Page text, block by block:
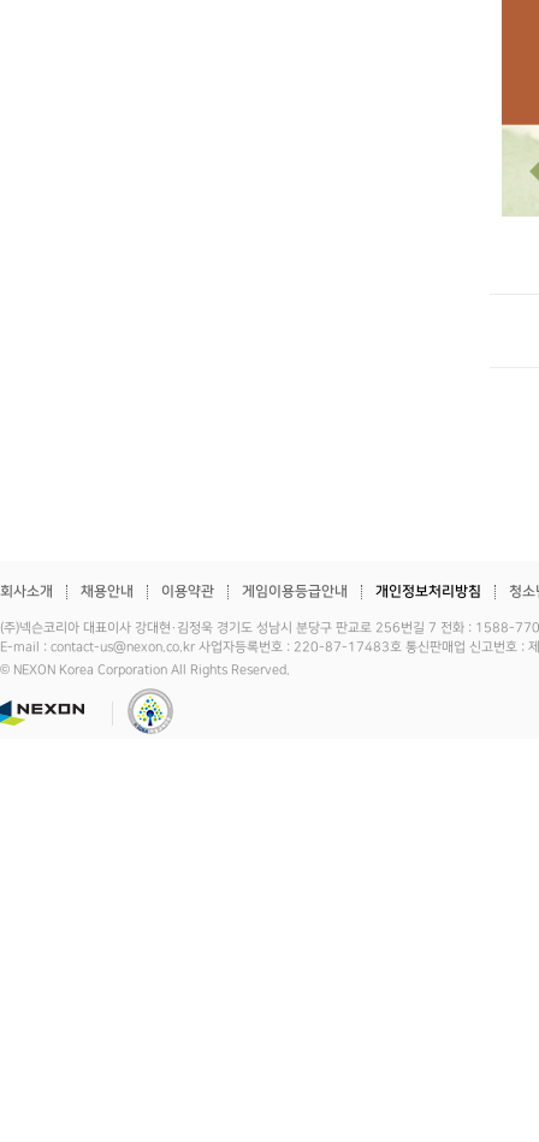
회사소개 채용안내 이용약관 게임이용등급안내 개인정보처리방침 청소
(주)넥슨코리아 대표이사 강대현·김정욱 경기도 성남시 분당구 판교로 256번길 7 전화 :
E-mail : contact-us@nexon.co.kr 사업자등록번호 : 220-87-17483호 통신판매업 신고번호 :
© NEXON Korea Corporation All Rights Reserved.